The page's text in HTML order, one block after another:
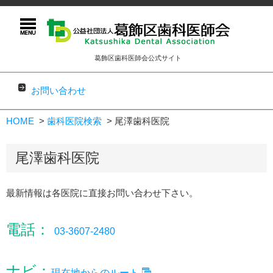
葛飾区歯科医師会公式サイト
お問い合わせ
コンテンツに移動
HOME 歯科医院検索 尾澤歯科医院
尾澤歯科医院
最新情報は各医院に直接お問い合わせ下さい。
電話： 03-3607-2480